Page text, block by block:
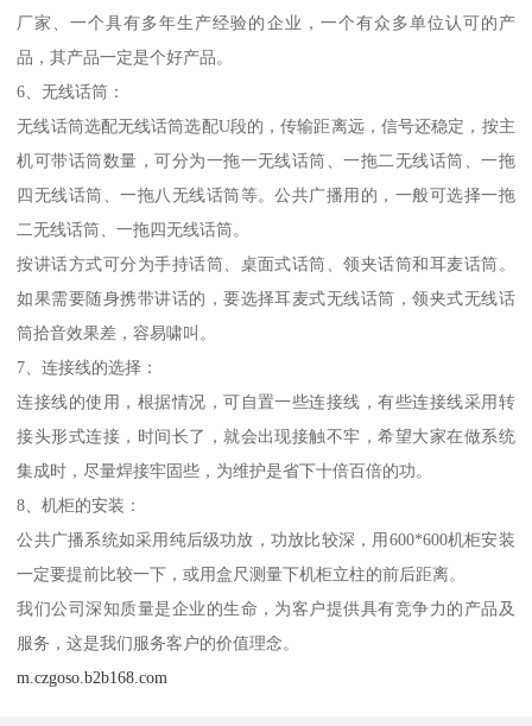
厂家、一个具有多年生产经验的企业，一个有众多单位认可的产
品，其产品一定是个好产品。
6、无线话筒：
无线话筒选配无线话筒选配U段的，传输距离远，信号还稳定，按主
机可带话筒数量，可分为一拖一无线话筒、一拖二无线话筒、一拖
四无线话筒、一拖八无线话筒等。公共广播用的，一般可选择一拖
二无线话筒、一拖四无线话筒。
按讲话方式可分为手持话筒、桌面式话筒、领夹话筒和耳麦话筒。
如果需要随身携带讲话的，要选择耳麦式无线话筒，领夹式无线话
筒拾音效果差，容易啸叫。
7、连接线的选择：
连接线的使用，根据情况，可自置一些连接线，有些连接线采用转
接头形式连接，时间长了，就会出现接触不牢，希望大家在做系统
集成时，尽量焊接牢固些，为维护是省下十倍百倍的功。
8、机柜的安装：
公共广播系统如采用纯后级功放，功放比较深，用600*600机柜安装
一定要提前比较一下，或用盒尺测量下机柜立柱的前后距离。
我们公司深知质量是企业的生命，为客户提供具有竞争力的产品及
服务，这是我们服务客户的价值理念。
m.czgoso.b2b168.com